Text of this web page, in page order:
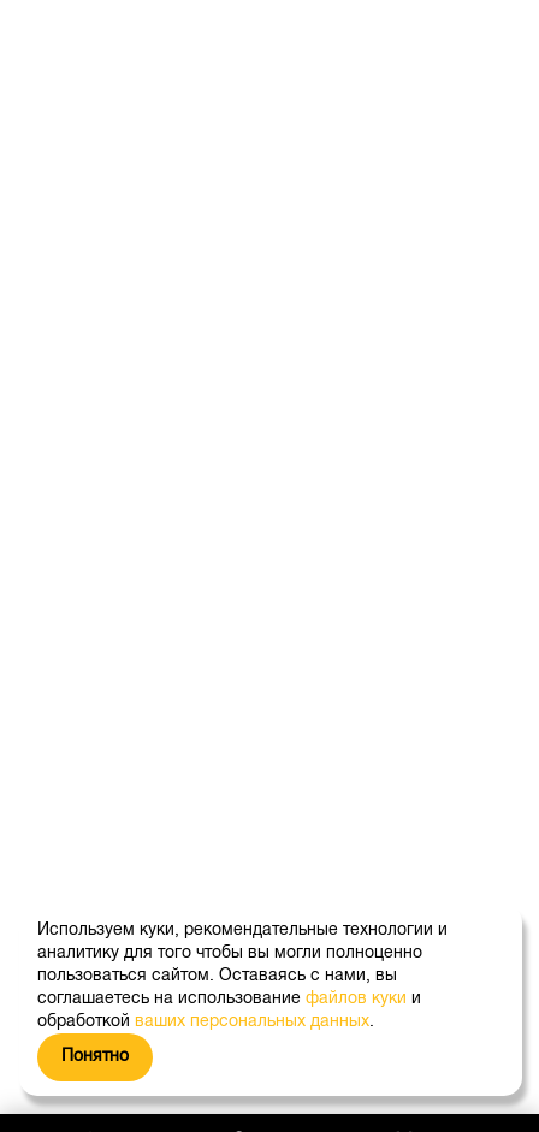
Используем куки, рекомендательные технологии и
аналитику для того чтобы вы могли полноценно
пользоваться сайтом. Оставаясь с нами, вы
соглашаетесь на использование файлов куки и
обработкой ваших персональных данных.
Понятно